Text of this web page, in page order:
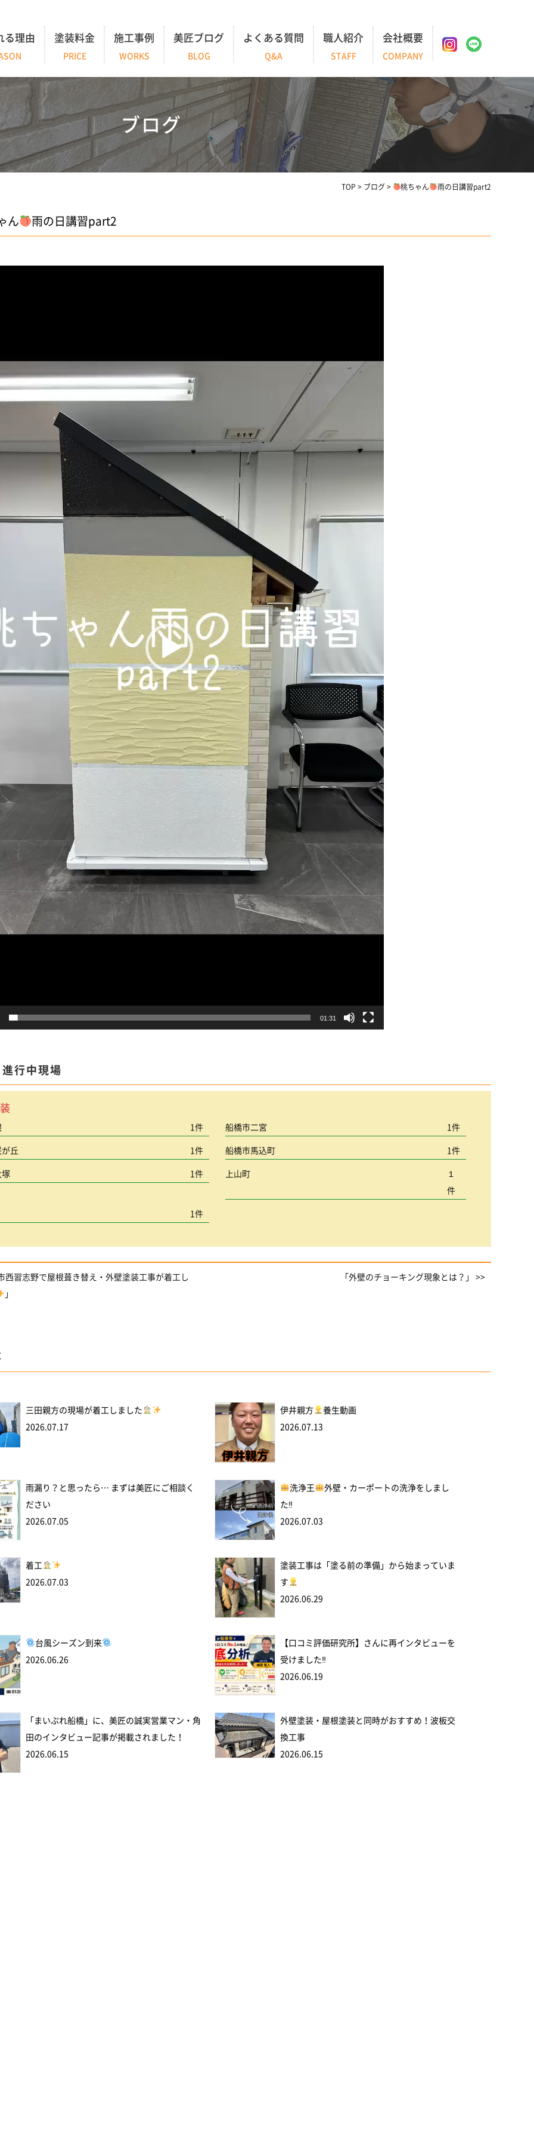
る理由 塗装料金
PRICE
施工事例
WORKS
美匠ブログ
BLOG
よくある質問
Q&A
職人紹介
STAFF
会社概要
COMPANY
ブログ
TOP > ブログ> 桃ちゃん 雨の日講習part2
ん 雨の日講習part2
01:31
行中現場
1件 船橋市二宮 1件
丘 1件 船橋市馬込町 1件
塚 1件 上山町
１
件
1件
西習志野で屋根葺き替え・外壁塗装工事が着工し
」
「外壁のチョーキング現象とは？」 >>
三田親方の現場が着工しました
2026.07.17
伊井親方
養生動画
2026.07.13
雨漏り？と思ったら… まずは美匠にご相談く
ださい
2026.07.05
洗浄王
外壁・カーポートの洗浄をしまし
た‼
2026.07.03
着工
2026.07.03
塗装工事は「塗る前の準備」から始まっていま
す
2026.06.29
台風シーズン到来
2026.06.26
【口コミ評価研究所】さんに再インタビューを
受けました‼
2026.06.19
「まいぷれ船橋」に、美匠の誠実営業マン・角
田のインタビュー記事が掲載されました！
2026.06.15
外壁塗装・屋根塗装と同時がおすすめ！波板交
換工事
2026.06.15